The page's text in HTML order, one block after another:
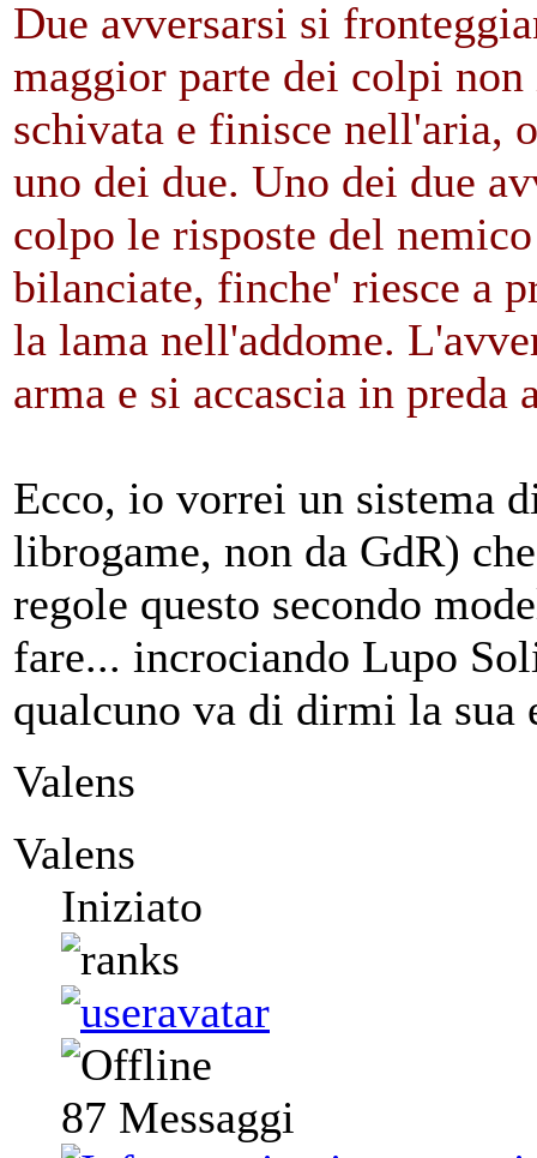
Due avversarsi si
maggior parte dei colpi
schivata e finisce nell'aria,
uno dei due. Uno dei due
colpo le risposte del
bilanciate, finche' riesce a
la lama nell'addome.
arma e si accascia in
Ecco, io vorrei un sistema
librogame, non da GdR)
regole questo secondo
fare... incrociando Lupo
qualcuno va di dirmi la sua
Valens
Valens
Iniziato
87 Messaggi